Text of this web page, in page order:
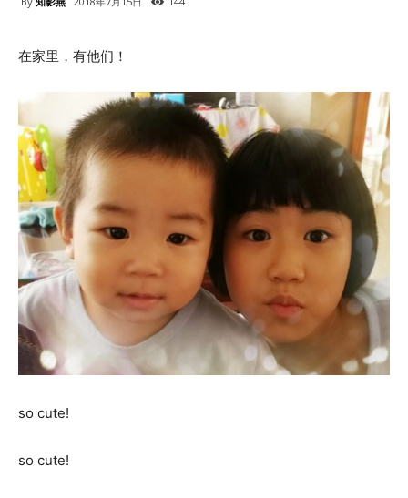
在家里，有他们！
so cute!
so cute!